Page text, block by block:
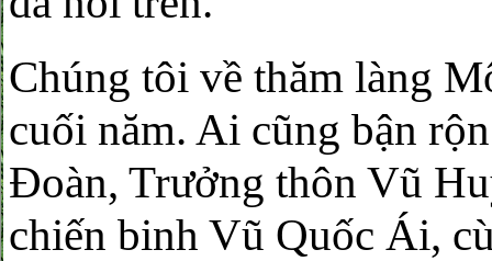
Chúng tôi về thăm làng
cuối năm. Ai cũng bận
Đoàn, Trưởng thôn Vũ
chiến binh Vũ Quốc Ái,